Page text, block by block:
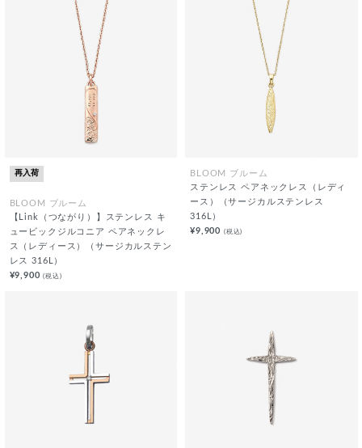
再入荷
BLOOM ブルーム
【Link（つながり）】ステンレス キ
ュービックジルコニア ペアネックレ
ス（レディース）（サージカルステン
レス 316L）
¥9,900(税込)
BLOOM ブルーム
ステンレス ペアネックレス（レディ
ース）（サージカルステンレス
316L）
¥9,900 (税込)